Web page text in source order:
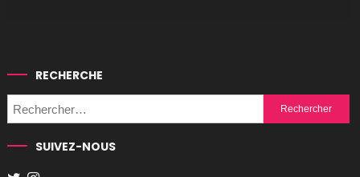
RECHERCHE
Rechercher :
SUIVEZ-NOUS